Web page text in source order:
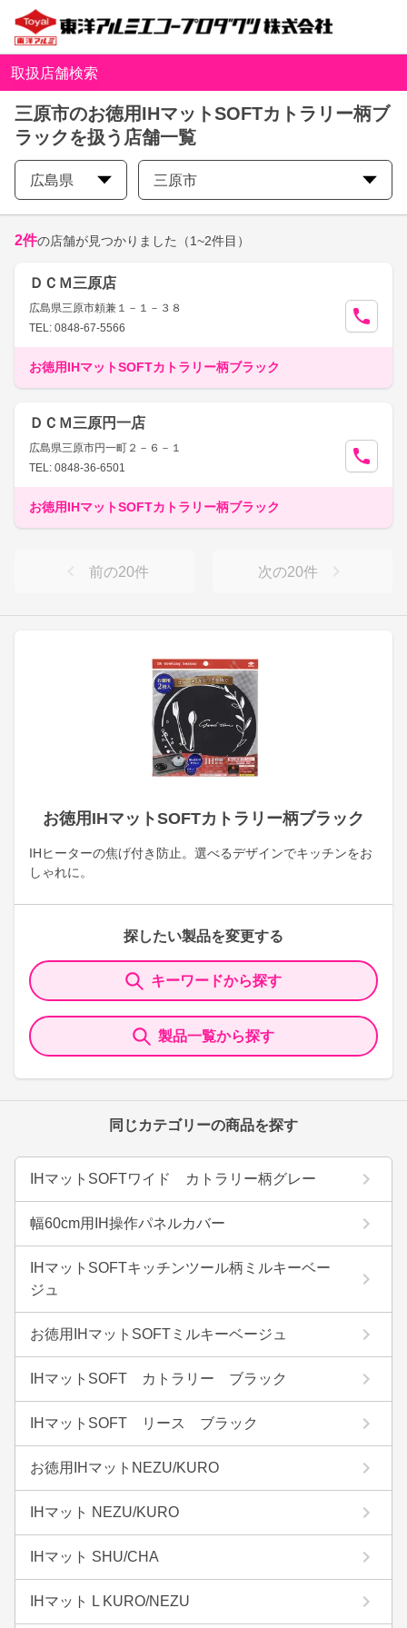
取扱店舗検索
三原市のお徳用IHマットSOFTカトラリー柄ブ
ラックを扱う店舗一覧
広島県 三原市
お徳用IHマットSOFTカトラリー柄ブラック
IHヒーターの焦げ付き防止。選べるデザインでキッチンをお
しゃれに。
探したい製品を変更する
キーワードから探す
製品一覧から探す
同じカテゴリーの商品を探す
IHマットSOFTワイド カトラリー柄グレー
幅60cm用IH操作パネルカバー
IHマットSOFTキッチンツール柄ミルキーベー
ジュ
お徳用IHマットSOFTミルキーベージュ
IHマットSOFT カトラリー ブラック
IHマットSOFT リース ブラック
お徳用IHマットNEZU/KURO
IHマット NEZU/KURO
IHマット SHU/CHA
IHマット L KURO/NEZU
2件の店舗が見つかりました （1~2件目）
ＤＣＭ三原店
広島県三原市頼兼１－１－３８
TEL: 0848-67-5566
お徳用IHマットSOFTカトラリー柄ブラック
ＤＣＭ三原円一店
広島県三原市円一町２－６－１
TEL: 0848-36-6501
お徳用IHマットSOFTカトラリー柄ブラック
前の20件 次の20件